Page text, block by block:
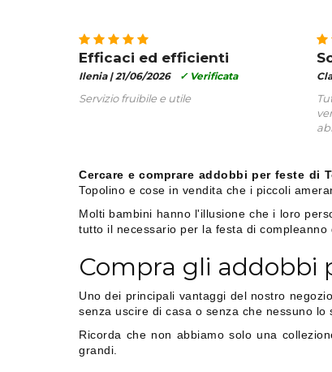
Efficaci ed efficienti
Ilenia |21/06/2026 ✓ Verificata
Servizio fruibile e utile
Cercare e comprare addobbi per feste
Topolino e cose in vendita che i piccoli
Molti bambini hanno l'illusione che i loro
tutto il necessario per la festa di
Compra gli addobbi
Uno dei principali vantaggi del nostro
senza uscire di casa o senza che nessuno lo
Ricorda che non abbiamo solo una
grandi.